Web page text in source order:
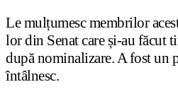
Le mulțumesc membrilor
lor din Senat care și-au făcut
după nominalizare. A fost un
întâlnesc.